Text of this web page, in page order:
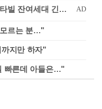
르는 분…"
지만 하자"
빠른데 아들은…"